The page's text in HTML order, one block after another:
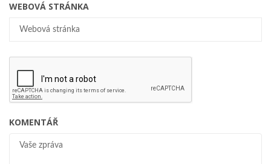
WEBOVÁ STRÁNKA
KOMENTÁŘ